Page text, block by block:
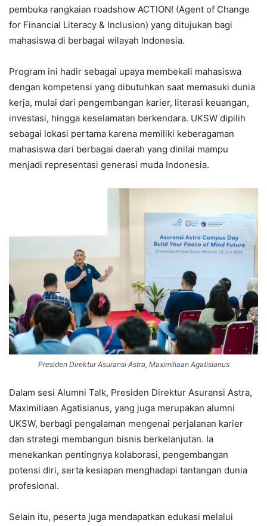
pembuka rangkaian roadshow ACTION! (Agent of Change
for Financial Literacy & Inclusion) yang ditujukan bagi
mahasiswa di berbagai wilayah Indonesia.
Program ini hadir sebagai upaya membekali mahasiswa
dengan kompetensi yang dibutuhkan saat memasuki dunia
kerja, mulai dari pengembangan karier, literasi keuangan,
investasi, hingga keselamatan berkendara. UKSW dipilih
sebagai lokasi pertama karena memiliki keberagaman
mahasiswa dari berbagai daerah yang dinilai mampu
menjadi representasi generasi muda Indonesia.
Presiden Direktur Asuransi Astra, Maximiliaan Agatisianus
Dalam sesi Alumni Talk, Presiden Direktur Asuransi Astra,
Maximiliaan Agatisianus, yang juga merupakan alumni
UKSW, berbagi pengalaman mengenai perjalanan karier
dan strategi membangun bisnis berkelanjutan. Ia
menekankan pentingnya kolaborasi, pengembangan
potensi diri, serta kesiapan menghadapi tantangan dunia
profesional.
Selain itu, peserta juga mendapatkan edukasi melalui